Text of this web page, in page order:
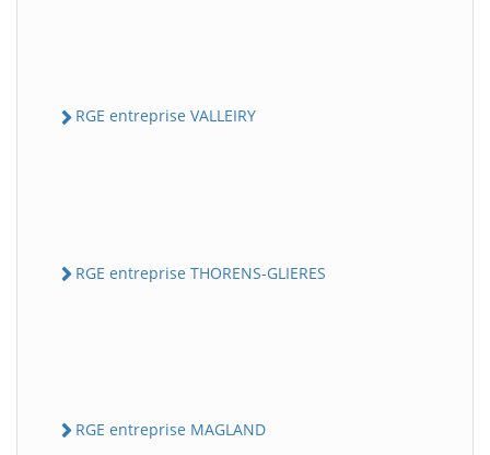
RGE entreprise VALLEIRY
RGE entreprise THORENS-GLIERES
RGE entreprise MAGLAND